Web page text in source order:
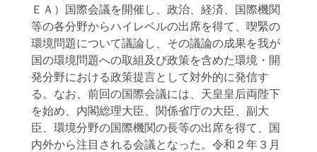
ＥＡ）国際会議を開催し、政治、経済、国際機関
等の各分野からハイレベルの出席を得て、喫緊の
環境問題について議論し、その議論の成果を我が
国の環境問題への取組及び政策を含めた環境・開
発分野における政策提言として対外的に発信す
る。なお、前回の国際会議には、天皇皇后両陛下
を始め、内閣総理大臣、関係省庁の大臣、副大
臣、環境分野の国際機関の長等の出席を得て、国
内外から注目される会議となった。令和２年３月